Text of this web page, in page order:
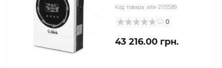
Код товара: altk-2115589
0
43 216.00 грн.